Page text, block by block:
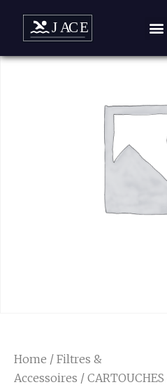
Home / Filtres &
Accessoires / CARTOUCHES